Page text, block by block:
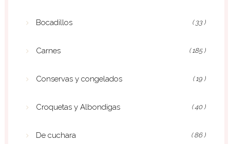
Bocadillos ( 33 )
Carnes ( 185 )
Conservas y congelados ( 19 )
Croquetas y Albondigas ( 40 )
De cuchara ( 86 )